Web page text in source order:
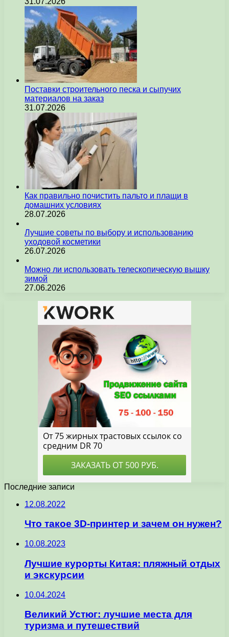
Поставки строительного песка и сыпучих
материалов на заказ
31.07.2026
Как правильно почистить пальто и плащи в
домашних условиях
28.07.2026
Лучшие советы по выбору и использованию
уходовой косметики
26.07.2026
Можно ли использовать телескопическую вышку
зимой
27.06.2026
Последние записи
12.08.2022
Что такое 3D-принтер и зачем он нужен?
10.08.2023
Лучшие курорты Китая: пляжный отдых
и экскурсии
10.04.2024
Великий Устюг: лучшие места для
туризма и путешествий